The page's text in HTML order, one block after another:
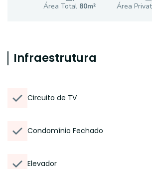
Área Total 80m² Área
Infraestrutura
Circuito de TV
Condomínio Fechado
Elevador